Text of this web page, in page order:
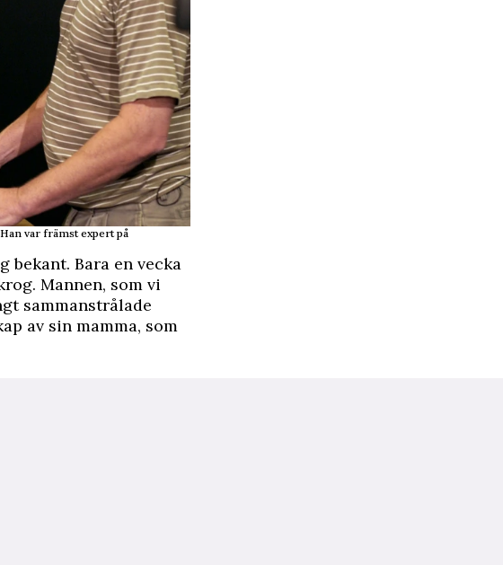
var främst expert på
bekant. Bara en vecka
Mannen, som vi
sammanstrålade
av sin mamma, som